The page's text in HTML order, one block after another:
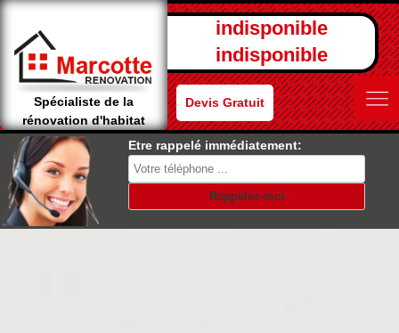
Spécialiste de la
rénovation d'habitat
indisponible
indisponible
Devis Gratuit
Etre rappelé immédiatement: